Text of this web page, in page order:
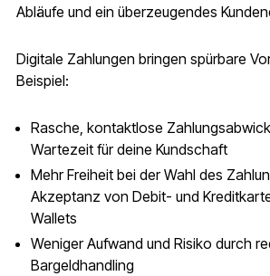
Abläufe und ein überzeugendes
Digitale Zahlungen bringen spürbare
Beispiel:
Rasche, kontaktlose
Wartezeit für deine Kundschaft
Mehr Freiheit bei der Wahl des
Akzeptanz von Debit- und
Wallets
Weniger Aufwand und Risiko durch
Bargeldhandling